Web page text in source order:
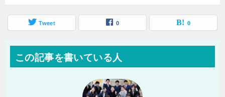
Tweet 0 0
この記事を書いている人